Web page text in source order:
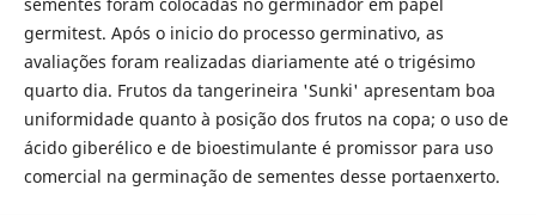
germitest. Após o inicio do processo germinativo, as
avaliações foram realizadas diariamente até o trigésimo
quarto dia. Frutos da tangerineira 'Sunki' apresentam boa
uniformidade quanto à posição dos frutos na copa; o uso de
ácido giberélico e de bioestimulante é promissor para uso
comercial na germinação de sementes desse portaenxerto.